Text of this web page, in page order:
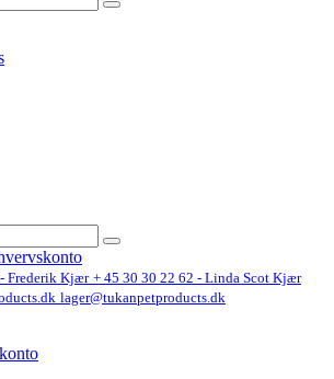
Frederik Kjær + 45 30 30 22 62 - Linda Scot Kjær
lager@tukanpetproducts.dk